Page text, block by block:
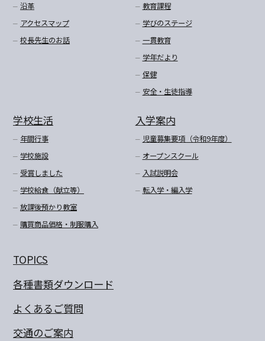
沿革
アクセスマップ
校長先生のお話
教育課程
学びのステージ
一貫教育
学年だより
保健
安全・生徒指導
学校生活
年間行事
学校施設
受賞しました
学校給食（献立等）
放課後預かり教室
購買商品価格・制服購入
入学案内
児童募集要項（令和9年度）
オープンスクール
入試説明会
転入学・編入学
TOPICS
各種書類ダウンロード
よくあるご質問
交通のご案内